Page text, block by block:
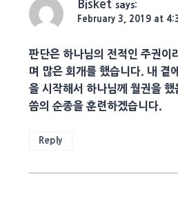
Bisket says:
February 3, 2019 at
판단은 하나님의 전적인 주권이
며 많은 회개를 했습니다. 내 곁
을 시작해서 하나님께 월권을
씀의 순종을 훈련하겠습니다.
Reply